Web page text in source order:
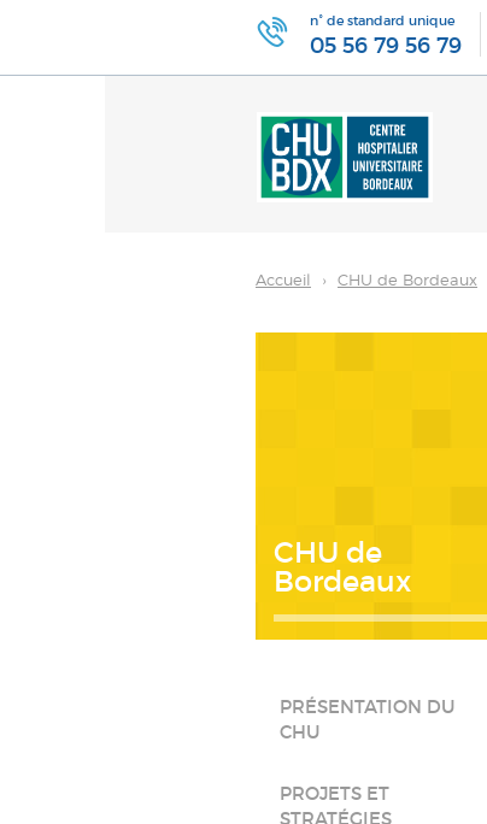
n° de standard unique
05 56 79 56 79
Accueil › CHU de Bordeaux
CHU de
Bordeaux
PRÉSENTATION DU
CHU
PROJETS ET
STRATÉGIES